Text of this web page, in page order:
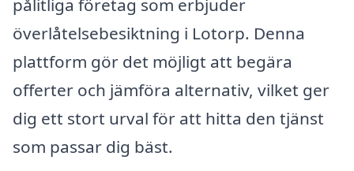
pålitliga företag som erbjuder
överlåtelsebesiktning i Lotorp. Denna
plattform gör det möjligt att begära
offerter och jämföra alternativ, vilket ger
dig ett stort urval för att hitta den tjänst
som passar dig bäst.